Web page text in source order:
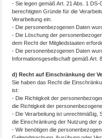
- Sie legen gemäß Art. 21 Abs. 1
berechtigten Gründe für die
Verarbeitung ein.
- Die personenbezogenen Daten
- Die Löschung der
dem Recht der Mitgliedstaaten
- Die personenbezogenen Daten
Informationsgesellschaft gemäß Art.
d) Recht auf Einschränkung der
Sie haben das Recht die
ist:
- Die Richtigkeit der
die Richtigkeit der
- Die Verarbeitung ist unrechtmäßig,
die Einschränkung der Nutzung der
- Wir benötigen die